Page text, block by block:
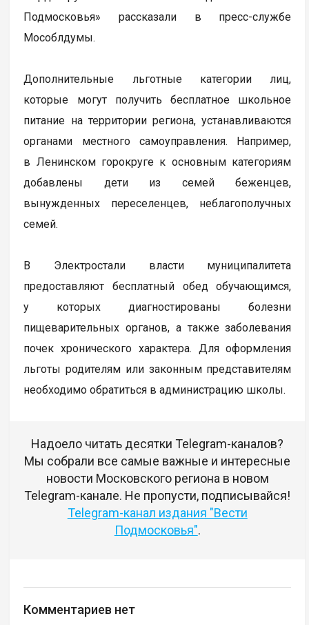
Подмосковья» рассказали в пресс-службе
Мособлдумы.
Дополнительные льготные категории лиц,
которые могут получить бесплатное школьное
питание на территории региона, устанавливаются
органами местного самоуправления. Например,
в Ленинском горокруге к основным категориям
добавлены дети из семей беженцев,
вынужденных переселенцев, неблагополучных
семей.
В Электростали власти муниципалитета
предоставляют бесплатный обед обучающимся,
у которых диагностированы болезни
пищеварительных органов, а также заболевания
почек хронического характера. Для оформления
льготы родителям или законным представителям
необходимо обратиться в администрацию школы.
Надоело читать десятки Telegram-каналов?
Мы собрали все самые важные и интересные
новости Московского региона в новом
Telegram-канале. Не пропусти, подписывайся!
Telegram-канал издания "Вести
Подмосковья".
Комментариев нет